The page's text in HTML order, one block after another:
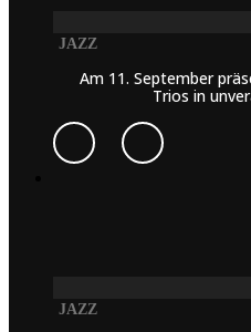
JAZZ
Am 11. September
Trios in
JAZZ